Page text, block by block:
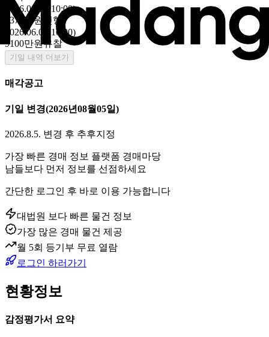
2026.08.10(10:00)
6370만원
진행
2026.06.01(10:00)
9100만원유찰
기일 내역 더보기
매각공고
기일 변경(2026년08월05일)
2026.8.5. 변경 후 추후지정
가장 빠른 경매 정보 플랫폼 경매마당
남들보다 먼저 정보를 선점하세요
간단한 로그인 후 바로 이용 가능합니다
대법원 보다 빠른 물건 정보
가장 많은 경매 물건 제공
월 5회 등기부 무료 열람
로그인 하러가기
현황정보
감정평가서 요약